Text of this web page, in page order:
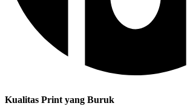
Kualitas Print yang Buruk